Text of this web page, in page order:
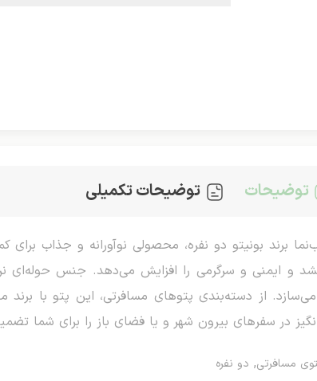
توضیحات توضیحات تکمیلی
و ایمنی و سرگرمی را افزایش می‌دهد. جنس
از دسته‌بندی پتوهای مسافرتی، این پتو با برند
در سفرهای بیرون شهر و یا فضای باز را برای شما
مسافرتی, دو نفره